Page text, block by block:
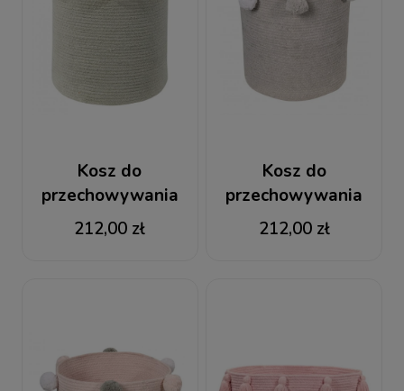
Kosz do
przechowywania
Natural Nude
212,00 zł
Kosz do
przechowywania
Bubbly Grey
212,00 zł